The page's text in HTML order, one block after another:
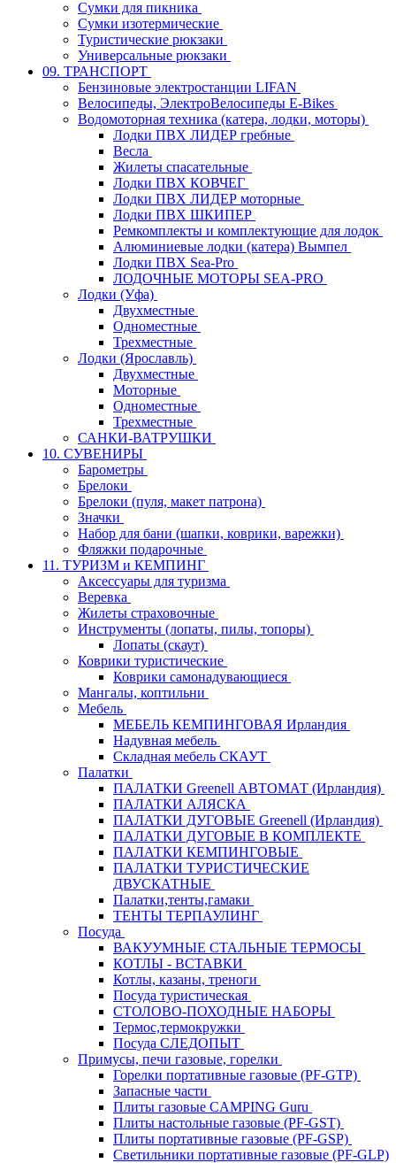
Сумки для пикника
Сумки изотермические
Туристические рюкзаки
Универсальные рюкзаки
09. ТРАНСПОРТ
Бензиновые электростанции LIFAN
Велосипеды, ЭлектроВелосипеды E-Bikes
Водомоторная техника (катера, лодки, моторы)
Лодки ПВХ ЛИДЕР гребные
Весла
Жилеты спасательные
Лодки ПВХ КОВЧЕГ
Лодки ПВХ ЛИДЕР моторные
Лодки ПВХ ШКИПЕР
Ремкомплекты и комплектующие для лодок
Алюминиевые лодки (катера) Вымпел
Лодки ПВХ Sea-Pro
ЛОДОЧНЫЕ МОТОРЫ SEA-PRO
Лодки (Уфа)
Двухместные
Одноместные
Трехместные
Лодки (Ярославль)
Двухместные
Моторные
Одноместные
Трехместные
САНКИ-ВАТРУШКИ
10. СУВЕНИРЫ
Барометры
Брелоки
Брелоки (пуля, макет патрона)
Значки
Набор для бани (шапки, коврики, варежки)
Фляжки подарочные
11. ТУРИЗМ и КЕМПИНГ
Аксессуары для туризма
Веревка
Жилеты страховочные
Инструменты (лопаты, пилы, топоры)
Лопаты (скаут)
Коврики туристические
Коврики самонадувающиеся
Мангалы, коптильни
Мебель
МЕБЕЛЬ КЕМПИНГОВАЯ Ирландия
Надувная мебель
Складная мебель СКАУТ
Палатки
ПАЛАТКИ Greenell АВТОМАТ (Ирландия)
ПАЛАТКИ АЛЯСКА
ПАЛАТКИ ДУГОВЫЕ Greenell (Ирландия)
ПАЛАТКИ ДУГОВЫЕ В КОМПЛЕКТЕ
ПАЛАТКИ КЕМПИНГОВЫЕ
ПАЛАТКИ ТУРИСТИЧЕСКИЕ
ДВУСКАТНЫЕ
Палатки,тенты,гамаки
ТЕНТЫ ТЕРПАУЛИНГ
Посуда
ВАКУУМНЫЕ СТАЛЬНЫЕ ТЕРМОСЫ
КОТЛЫ - ВСТАВКИ
Котлы, казаны, треноги
Посуда туристическая
СТОЛОВО-ПОХОДНЫЕ НАБОРЫ
Термос,термокружки
Посуда СЛЕДОПЫТ
Примусы, печи газовые, горелки
Горелки портативные газовые (PF-GTP)
Запасные части
Плиты газовые CAMPING Guru
Плиты настольные газовые (PF-GST)
Плиты портативные газовые (PF-GSP)
Светильники портативные газовые (PF-GLP)